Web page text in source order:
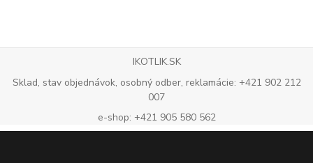
IKOTLIK.SK
Sklad, stav objednávok, osobný odber, reklamácie: +421 902 212
007
e-shop: +421 905 580 562